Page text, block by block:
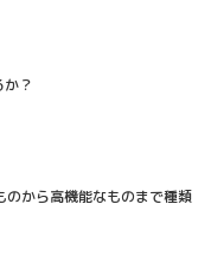
？
のから高機能なものまで種類